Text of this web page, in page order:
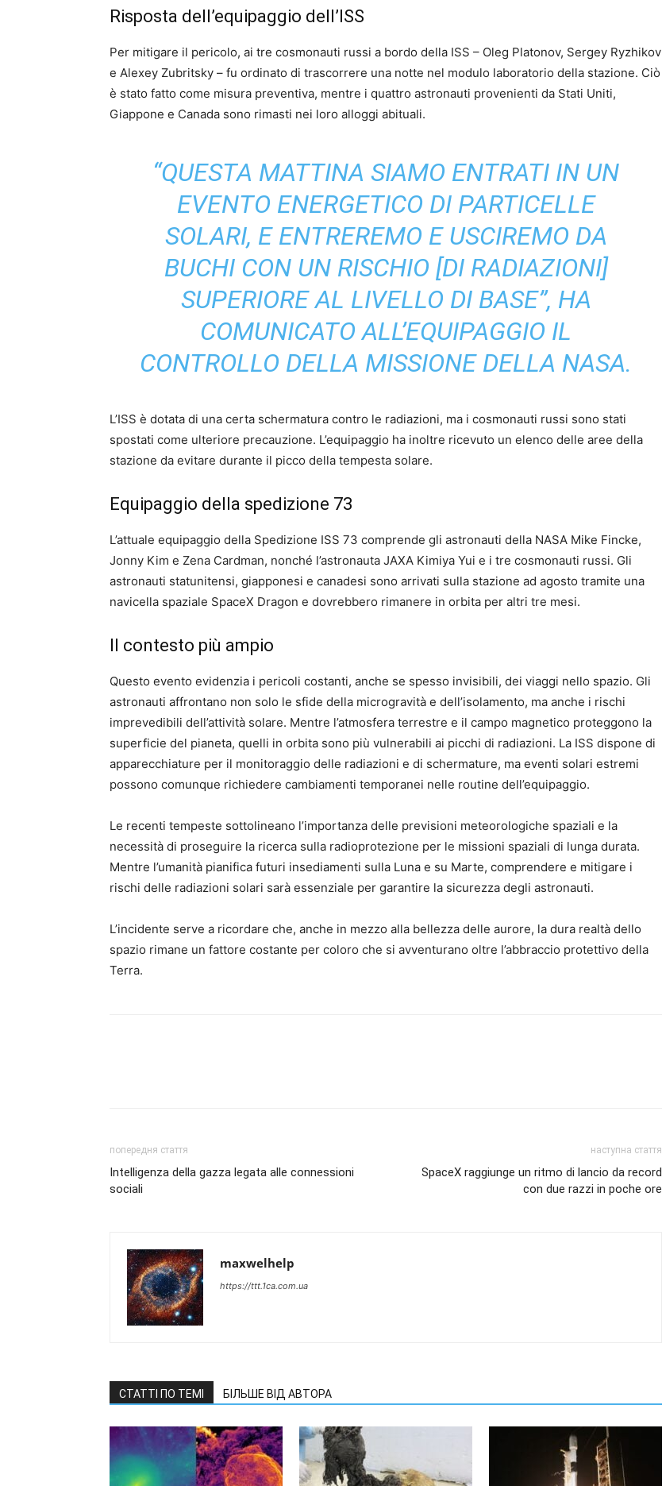
Risposta dell’equipaggio dell’ISS
Per mitigare il pericolo, ai tre cosmonauti russi a bordo della ISS – Oleg Platonov, Sergey Ryzhikov
e Alexey Zubritsky – fu ordinato di trascorrere una notte nel modulo laboratorio della stazione. Ciò
è stato fatto come misura preventiva, mentre i quattro astronauti provenienti da Stati Uniti,
Giappone e Canada sono rimasti nei loro alloggi abituali.
“QUESTA MATTINA SIAMO ENTRATI IN UN
EVENTO ENERGETICO DI PARTICELLE
SOLARI, E ENTREREMO E USCIREMO DA
BUCHI CON UN RISCHIO [DI RADIAZIONI]
SUPERIORE AL LIVELLO DI BASE”, HA
COMUNICATO ALL’EQUIPAGGIO IL
CONTROLLO DELLA MISSIONE DELLA NASA.
L’ISS è dotata di una certa schermatura contro le radiazioni, ma i cosmonauti russi sono stati
spostati come ulteriore precauzione. L’equipaggio ha inoltre ricevuto un elenco delle aree della
stazione da evitare durante il picco della tempesta solare.
Equipaggio della spedizione 73
L’attuale equipaggio della Spedizione ISS 73 comprende gli astronauti della NASA Mike Fincke,
Jonny Kim e Zena Cardman, nonché l’astronauta JAXA Kimiya Yui e i tre cosmonauti russi. Gli
astronauti statunitensi, giapponesi e canadesi sono arrivati ​​sulla stazione ad agosto tramite una
navicella spaziale SpaceX Dragon e dovrebbero rimanere in orbita per altri tre mesi.
Il contesto più ampio
Questo evento evidenzia i pericoli costanti, anche se spesso invisibili, dei viaggi nello spazio. Gli
astronauti affrontano non solo le sfide della microgravità e dell’isolamento, ma anche i rischi
imprevedibili dell’attività solare. Mentre l’atmosfera terrestre e il campo magnetico proteggono la
superficie del pianeta, quelli in orbita sono più vulnerabili ai picchi di radiazioni. La ISS dispone di
apparecchiature per il monitoraggio delle radiazioni e di schermature, ma eventi solari estremi
possono comunque richiedere cambiamenti temporanei nelle routine dell’equipaggio.
Le recenti tempeste sottolineano l’importanza delle previsioni meteorologiche spaziali e la
necessità di proseguire la ricerca sulla radioprotezione per le missioni spaziali di lunga durata.
Mentre l’umanità pianifica futuri insediamenti sulla Luna e su Marte, comprendere e mitigare i
rischi delle radiazioni solari sarà essenziale per garantire la sicurezza degli astronauti.
L’incidente serve a ricordare che, anche in mezzo alla bellezza delle aurore, la dura realtà dello
spazio rimane un fattore costante per coloro che si avventurano oltre l’abbraccio protettivo della
Terra.
попередня стаття
Intelligenza della gazza legata alle connessioni
sociali
наступна стаття
SpaceX raggiunge un ritmo di lancio da record
con due razzi in poche ore
maxwelhelp
https://ttt.1ca.com.ua
СТАТТІ ПО ТЕМІ БІЛЬШЕ ВІД АВТОРА